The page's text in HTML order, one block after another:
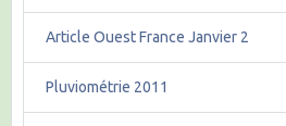
Article Ouest France Janvier 2
Pluviométrie 2011